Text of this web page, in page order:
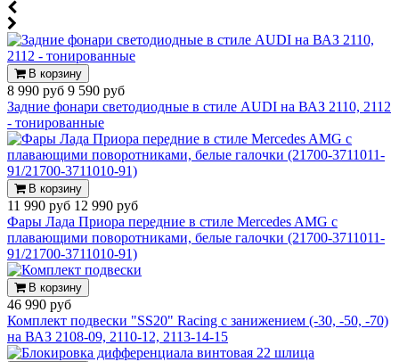
В корзину
8 990 руб 9 590 руб
Задние фонари светодиодные в стиле AUDI на ВАЗ 2110, 2112
- тонированные
В корзину
11 990 руб 12 990 руб
Фары Лада Приора передние в стиле Mercedes AMG с
плавающими поворотниками, белые галочки (21700-3711011-
91/21700-3711010-91)
В корзину
46 990 руб
Комплект подвески "SS20" Racing с занижением (-30, -50, -70)
на ВАЗ 2108-09, 2110-12, 2113-14-15